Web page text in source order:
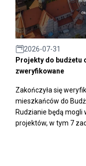
2026-07-31
Projekty do budżetu
zweryfikowane
Zakończyła się
mieszkańców do
Rudzianie będą
projektów, w tym 7